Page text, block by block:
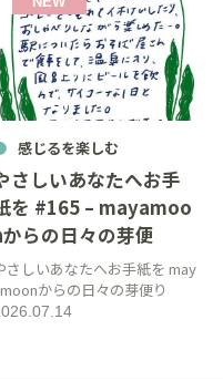
感じるを楽しむ
さしいあなたへお手
を #165 – mayamoo
らの日々の芽便
さしいあなたへお手紙を may
からの日々の芽便り